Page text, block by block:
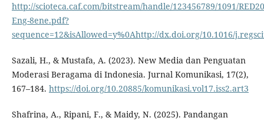
http://scioteca.caf.com/bitstream/handle/123456789/1091/
Eng-8ene.pdf?
sequence=12&isAllowed=y%0Ahttp://dx.doi.org/10.1016/
Sazali, H., & Mustafa, A. (2023). New Media dan Penguatan
Moderasi Beragama di Indonesia. Jurnal Komunikasi, 17(2),
167–184. https://doi.org/10.20885/komunikasi.vol17.iss2.art3
Shafrina, A., Ripani, F., & Maidy, N. (2025). Pandangan